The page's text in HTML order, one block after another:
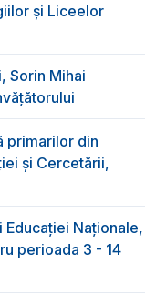
și Liceelor
Sorin Mihai
primarilor din
și Cercetării,
Naționale,
perioada 3 - 14